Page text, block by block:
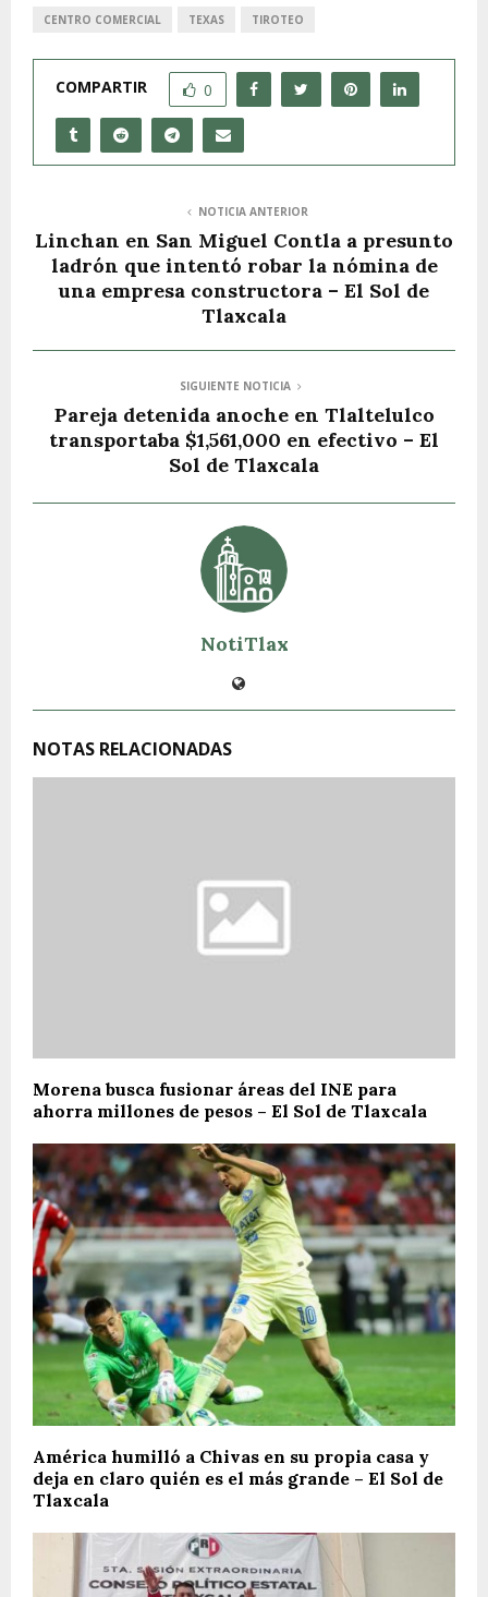
CENTRO COMERCIAL TEXAS TIROTEO
COMPARTIR 0
NOTICIA ANTERIOR
Linchan en San Miguel Contla a presunto
ladrón que intentó robar la nómina de
una empresa constructora – El Sol de
Tlaxcala
SIGUIENTE NOTICIA
Pareja detenida anoche en Tlaltelulco
transportaba $1,561,000 en efectivo – El
Sol de Tlaxcala
NotiTlax
NOTAS RELACIONADAS
Morena busca fusionar áreas del INE para
ahorra millones de pesos – El Sol de Tlaxcala
América humilló a Chivas en su propia casa y
deja en claro quién es el más grande – El Sol de
Tlaxcala